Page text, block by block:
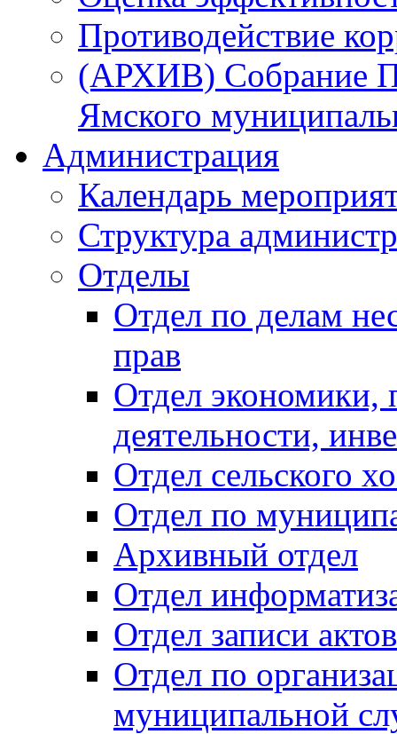
Противодействие
(АРХИВ) Собрание
Ямского
Администрация
Календарь
Структура
Отделы
Отдел по делам
прав
Отдел экономики,
деятельности,
Отдел сельского
Отдел по
Архивный отдел
Отдел
Отдел записи
Отдел по
муниципальной